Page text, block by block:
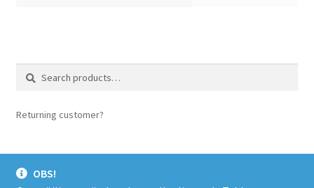
Search
Search
Returning customer?
OBS!